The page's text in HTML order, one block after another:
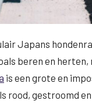
Japans
beren en
is een grote en
rood, gestroomd en